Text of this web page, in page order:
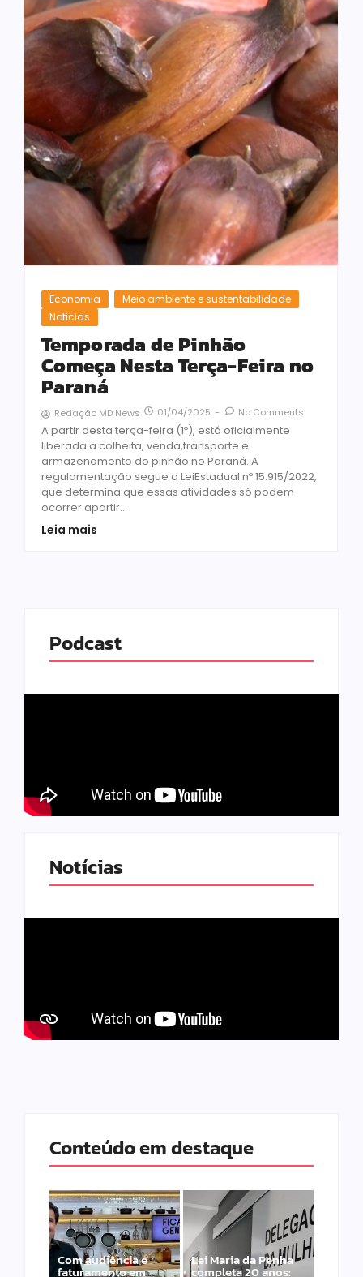
Economia
Meio ambiente e sustentabilidade
Noticias
Temporada de Pinhão
Começa Nesta Terça-Feira no
Paraná
Redação MD News 01/04/2025 - No Comments
A partir desta terça-feira (1º), está oficialmente
liberada a colheita, venda,transporte e
armazenamento do pinhão no Paraná. A
regulamentação segue a LeiEstadual nº 15.915/2022,
que determina que essas atividades só podem
ocorrer apartir...
Leia mais
Podcast
Notícias
Conteúdo em destaque
Com audiência e
faturamento em
Lei Maria da Penha
completa 20 anos: